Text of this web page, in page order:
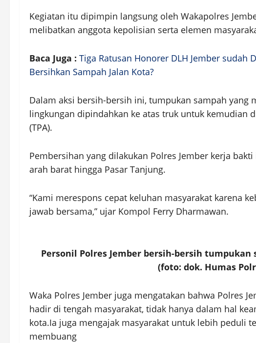
Kegiatan itu dipimpin langsung oleh Wakapolres
melibatkan anggota kepolisian serta elemen
Baca Juga : Tiga Ratusan Honorer DLH Jember sudah
Bersihkan Sampah Jalan Kota?
Dalam aksi bersih-bersih ini, tumpukan sampah yang
lingkungan dipindahkan ke atas truk untuk kemudian
(TPA).
Pembersihan yang dilakukan Polres Jember kerja
arah barat hingga Pasar Tanjung.
“Kami merespons cepat keluhan masyarakat karena
jawab bersama,” ujar Kompol Ferry Dharmawan.
Personil Polres Jember bersih-bersih tumpukan
(foto: dok. Humas
Waka Polres Jember juga mengatakan bahwa Polres
hadir di tengah masyarakat, tidak hanya dalam hal
kota.Ia juga mengajak masyarakat untuk lebih peduli
membuang